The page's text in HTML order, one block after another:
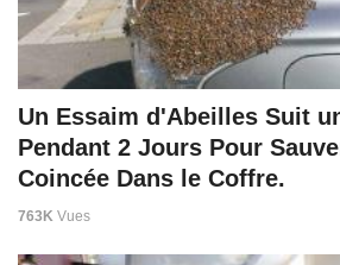
Un Essaim d'Abeilles Suit
Pendant 2 Jours Pour
Coincée Dans le Coffre.
763K Vues